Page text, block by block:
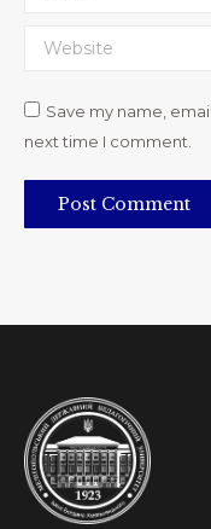
Website
Save my name,
next time I comment.
Post Comment